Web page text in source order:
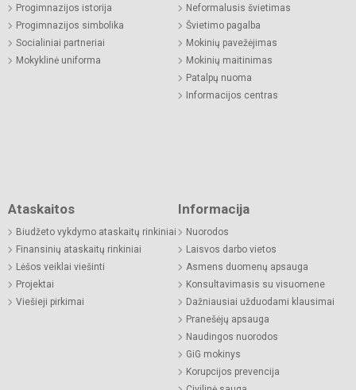
Progimnazijos istorija
Progimnazijos simbolika
Socialiniai partneriai
Mokyklinė uniforma
Neformalusis švietimas
Švietimo pagalba
Mokinių pavežėjimas
Mokinių maitinimas
Patalpų nuoma
Informacijos centras
Ataskaitos
Biudžeto vykdymo ataskaitų rinkiniai
Finansinių ataskaitų rinkiniai
Lėšos veiklai viešinti
Projektai
Viešieji pirkimai
Informacija
Nuorodos
Laisvos darbo vietos
Asmens duomenų apsauga
Konsultavimasis su visuomene
Dažniausiai užduodami klausimai
Pranešėjų apsauga
Naudingos nuorodos
GiG mokinys
Korupcijos prevencija